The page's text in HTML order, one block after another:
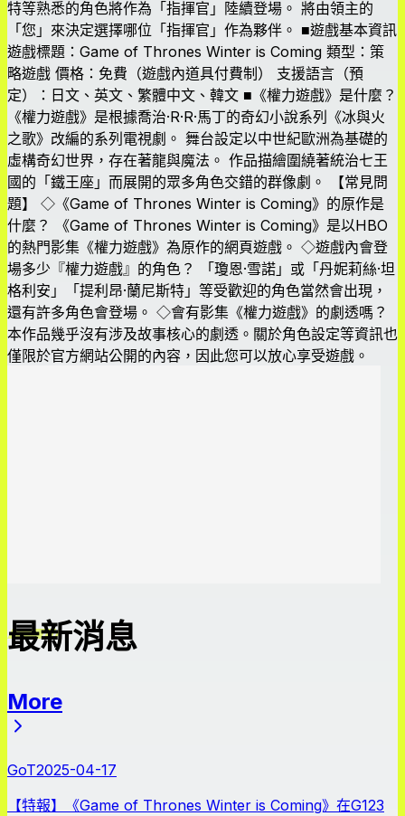
特等熟悉的角色將作為「指揮官」陸續登場。 將由領主的
「您」來決定選擇哪位「指揮官」作為夥伴。 ■遊戲基本資訊
遊戲標題：Game of Thrones Winter is Coming 類型：策
略遊戲 價格：免費（遊戲內道具付費制） 支援語言（預
定）：日文、英文、繁體中文、韓文 ■《權力遊戲》是什麼？
《權力遊戲》是根據喬治·R·R·馬丁的奇幻小說系列《冰與火
之歌》改編的系列電視劇。 舞台設定以中世紀歐洲為基礎的
虛構奇幻世界，存在著龍與魔法。 作品描繪圍繞著統治七王
國的「鐵王座」而展開的眾多角色交錯的群像劇。 【常見問
題】 ◇《Game of Thrones Winter is Coming》的原作是
什麼？ 《Game of Thrones Winter is Coming》是以HBO
的熱門影集《權力遊戲》為原作的網頁遊戲。 ◇遊戲內會登
場多少『權力遊戲』的角色？ 「瓊恩·雪諾」或「丹妮莉絲·坦
格利安」「提利昂·蘭尼斯特」等受歡迎的角色當然會出現，
還有許多角色會登場。 ◇會有影集《權力遊戲》的劇透嗎？
本作品幾乎沒有涉及故事核心的劇透。關於角色設定等資訊也
僅限於官方網站公開的內容，因此您可以放心享受遊戲。
最新消息
More
GoT2025-04-17
【特報】《Game of Thrones Winter is Coming》在G123